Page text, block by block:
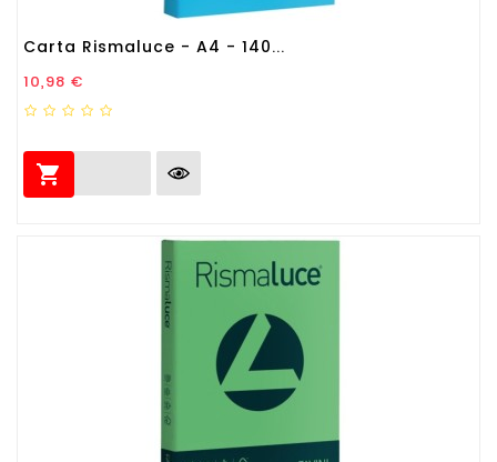
Carta Rismaluce - A4 - 140...
Prezzo
10,98 €
